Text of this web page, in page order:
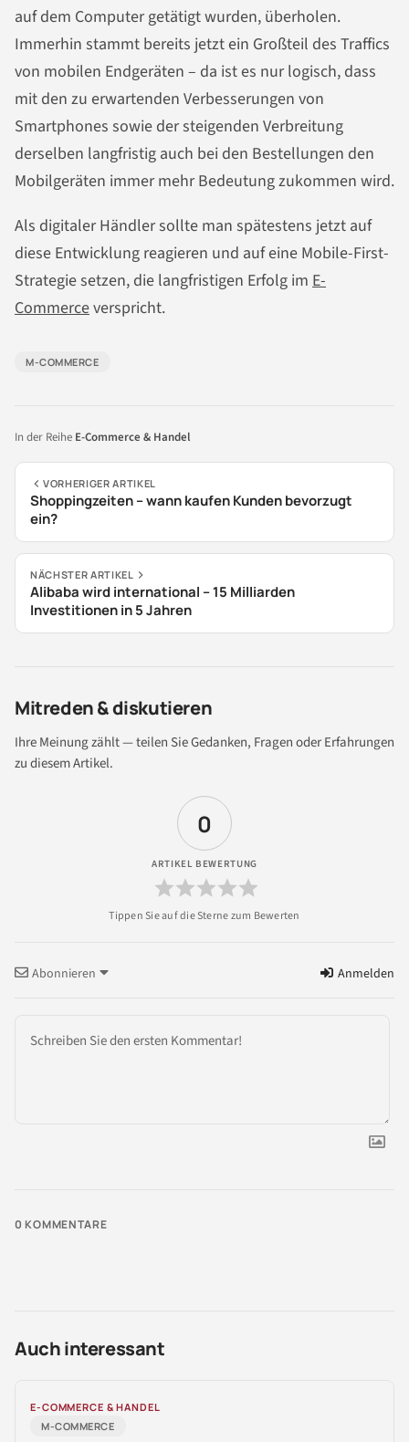
auf dem Computer getätigt wurden, überholen.
Immerhin stammt bereits jetzt ein Großteil des Traffics
von mobilen Endgeräten – da ist es nur logisch, dass
mit den zu erwartenden Verbesserungen von
Smartphones sowie der steigenden Verbreitung
derselben langfristig auch bei den Bestellungen den
Mobilgeräten immer mehr Bedeutung zukommen wird.
Als digitaler Händler sollte man spätestens jetzt auf
diese Entwicklung reagieren und auf eine Mobile-First-
Strategie setzen, die langfristigen Erfolg im E-
Commerceverspricht.
M-COMMERCE
In der Reihe E-Commerce & Handel
VORHERIGER ARTIKEL
Shoppingzeiten – wann kaufen Kunden bevorzugt
ein?
NÄCHSTER ARTIKEL
Alibaba wird international – 15 Milliarden
Investitionen in 5 Jahren
Mitreden & diskutieren
Ihre Meinung zählt — teilen Sie Gedanken, Fragen oder Erfahrungen
zu diesem Artikel.
0
ARTIKEL BEWERTUNG
Abonnieren Anmelden
0 KOMMENTARE
Auch interessant
E-COMMERCE & HANDEL
M-COMMERCE